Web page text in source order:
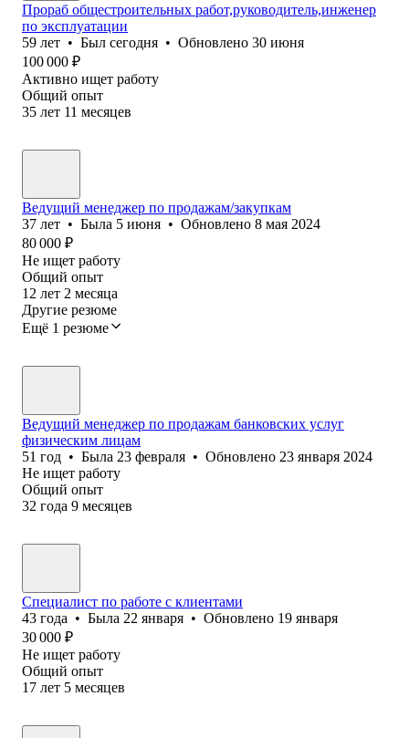
Прораб общестроительных работ,руководитель,инженер
по эксплуатации
59 лет • Был сегодня • Обновлено 30 июня
100 000 ₽
Активно ищет работу
Общий опыт
35 лет 11 месяцев
Ведущий менеджер по продажам/закупкам
37 лет • Была 5 июня • Обновлено 8 мая 2024
80 000 ₽
Не ищет работу
Общий опыт
12 лет 2 месяца
Другие резюме
Ещё 1 резюме
Ведущий менеджер по продажам банковских услуг
физическим лицам
51 год • Была 23 февраля • Обновлено 23 января 2024
Не ищет работу
Общий опыт
32 года 9 месяцев
Специалист по работе с клиентами
43 года • Была 22 января • Обновлено 19 января
30 000 ₽
Не ищет работу
Общий опыт
17 лет 5 месяцев